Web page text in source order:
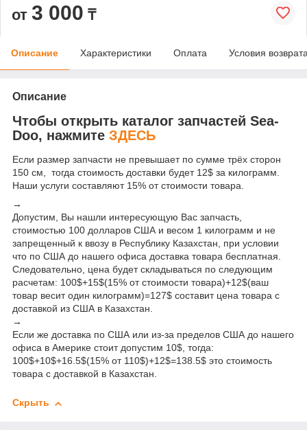
от 3 000 ₸
Описание Характеристики Оплата Условия
Описание
Чтобы открыть каталог запчастей Sea-
Doo, нажмите ЗДЕСЬ
Если размер запчасти не превышает по сумме трёх сторон
150 см, тогда стоимость доставки будет 12$ за килограмм.
Наши услуги составляют 15% от стоимости товара.
→
Допустим, Вы нашли интересующую Вас запчасть,
стоимостью 100 долларов США и весом 1 килограмм и не
запрещенный к ввозу в Республику Казахстан, при условии
что по США до нашего офиса доставка товара бесплатная.
Следовательно, цена будет складываться по следующим
расчетам: 100$+15$(15% от стоимости товара)+12$(ваш
товар весит один килограмм)=127$ составит цена товара с
доставкой из США в Казахстан.
→
Если же доставка по США или из-за пределов США до нашего
офиса в Америке стоит допустим 10$, тогда:
100$+10$+16.5$(15% от 110$)+12$=138.5$ это стоимость
товара с доставкой в Казахстан.
Скрыть